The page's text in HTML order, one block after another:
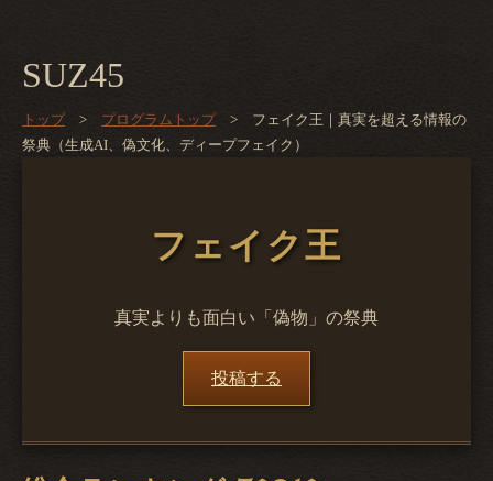
SUZ45
トップ> プログラムトップ> フェイク王｜真実を超える情報の
祭典（生成AI、偽文化、ディープフェイク）
フェイク王
真実よりも面白い「偽物」の祭典
投稿する